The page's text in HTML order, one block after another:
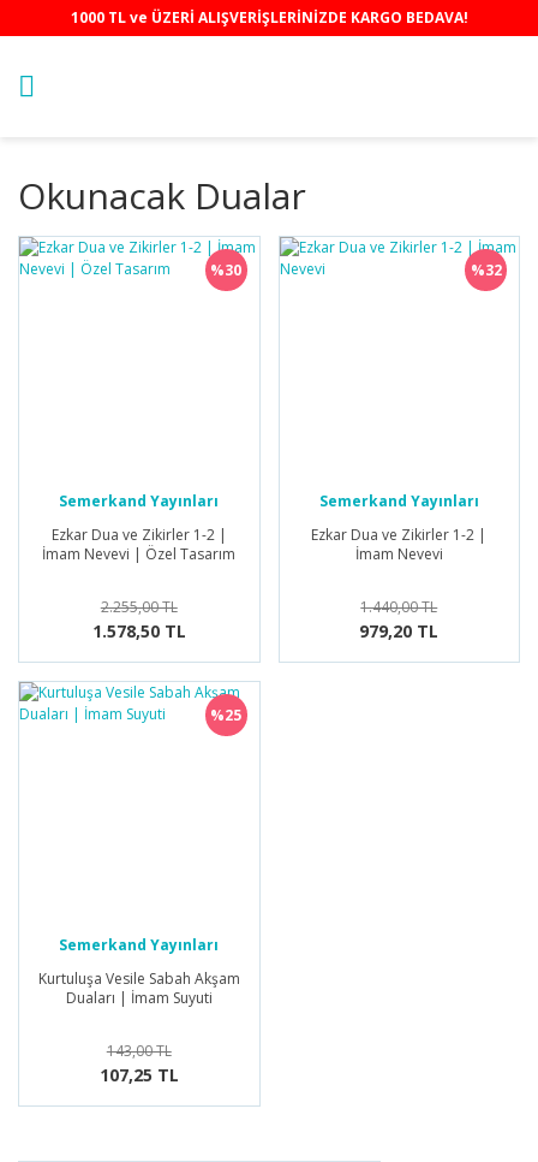
1000 TL ve ÜZERİ ALIŞVERİŞLERİNİZDE KARGO BEDAVA!
Okunacak Dualar
%30
Semerkand Yayınları
Ezkar Dua ve Zikirler 1-2 |
İmam Nevevi | Özel Tasarım
2.255,00 TL
1.578,50 TL
%32
Semerkand Yayınları
Ezkar Dua ve Zikirler 1-2 |
İmam Nevevi
1.440,00 TL
979,20 TL
%25
Semerkand Yayınları
Kurtuluşa Vesile Sabah Akşam
Duaları | İmam Suyuti
143,00 TL
107,25 TL